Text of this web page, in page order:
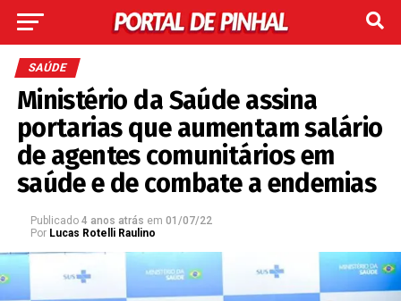
SAÚDE
Ministério da Saúde assina
portarias que aumentam salário
de agentes comunitários em
saúde e de combate a endemias
Publicado 4 anos atrás em 01/07/22
Por Lucas Rotelli Raulino